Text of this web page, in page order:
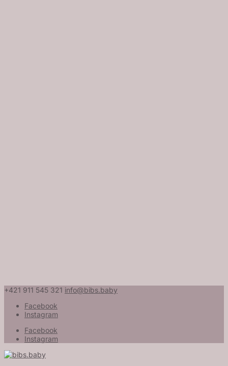
+421 911 545 321 info@bibs.baby
Facebook
Instagram
Facebook
Instagram